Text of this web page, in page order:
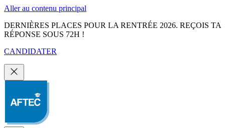
Aller au contenu principal
DERNIÈRES PLACES POUR LA RENTRÉE 2026. REÇOIS TA
RÉPONSE SOUS 72H !
CANDIDATER